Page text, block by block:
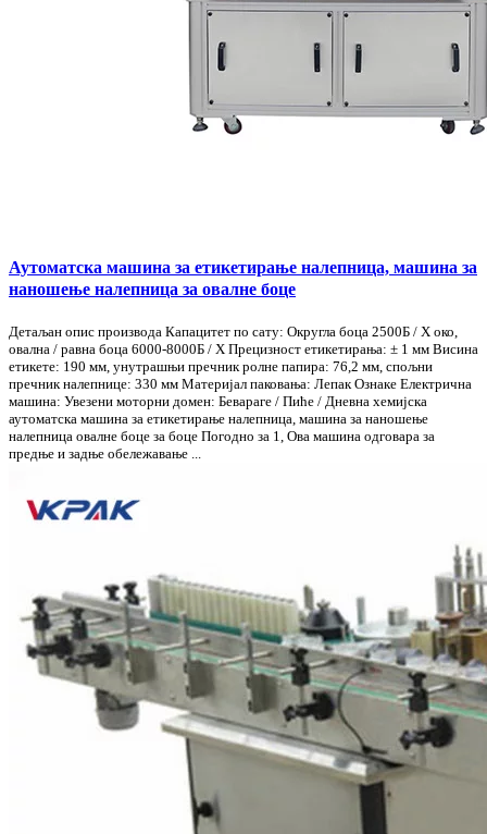
Аутоматска машина за етикетирање налепница, машина за
наношење налепница за овалне боце
Детаљан опис производа Капацитет по сату: Округла боца 2500Б / Х око,
овална / равна боца 6000-8000Б / Х Прецизност етикетирања: ± 1 мм Висина
етикете: 190 мм, унутрашњи пречник ролне папира: 76,2 мм, спољни
пречник налепнице: 330 мм Материјал паковања: Лепак Ознаке Електрична
машина: Увезени моторни домен: Бевараге / Пиће / Дневна хемијска
аутоматска машина за етикетирање налепница, машина за наношење
налепница овалне боце за боце Погодно за 1, Ова машина одговара за
предње и задње обележавање ...